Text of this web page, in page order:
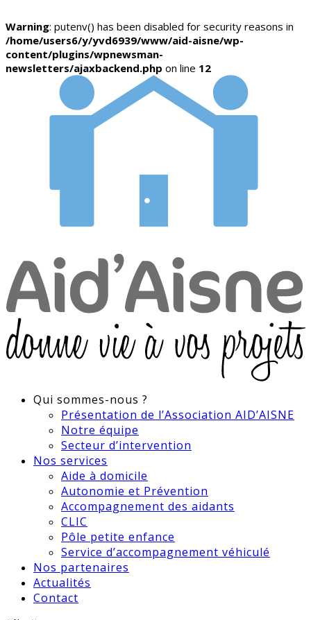
Warning: putenv() has been disabled for security reasons in
/home/users6/y/yvd6939/www/aid-aisne/wp-
content/plugins/wpnewsman-
newsletters/ajaxbackend.php on line 12
Qui sommes-nous ?
Présentation de l’Association AID’AISNE
Notre équipe
Secteur d’intervention
Nos services
Aide à domicile
Autonomie et Prévention
Accompagnement des aidants
CLIC
Pôle petite enfance
Service d’accompagnement véhiculé
Nos partenaires
Actualités
Contact